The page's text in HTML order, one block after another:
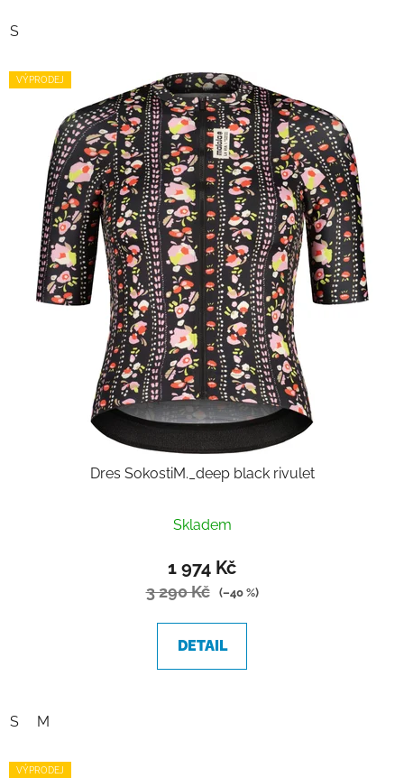
S
VÝPRODEJ
Dres SokostiM._deep black rivulet
Skladem
1 974 Kč
3 290 Kč (–40 %)
DETAIL
S M
VÝPRODEJ